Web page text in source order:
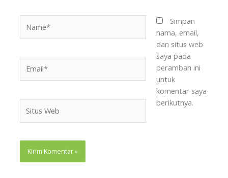
Web
Simpan
nama, email,
dan situs web
saya pada
peramban ini
untuk
komentar saya
berikutnya.